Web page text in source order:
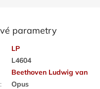
parametry
LP
L4604
Beethoven Ludwig van
:
Opus